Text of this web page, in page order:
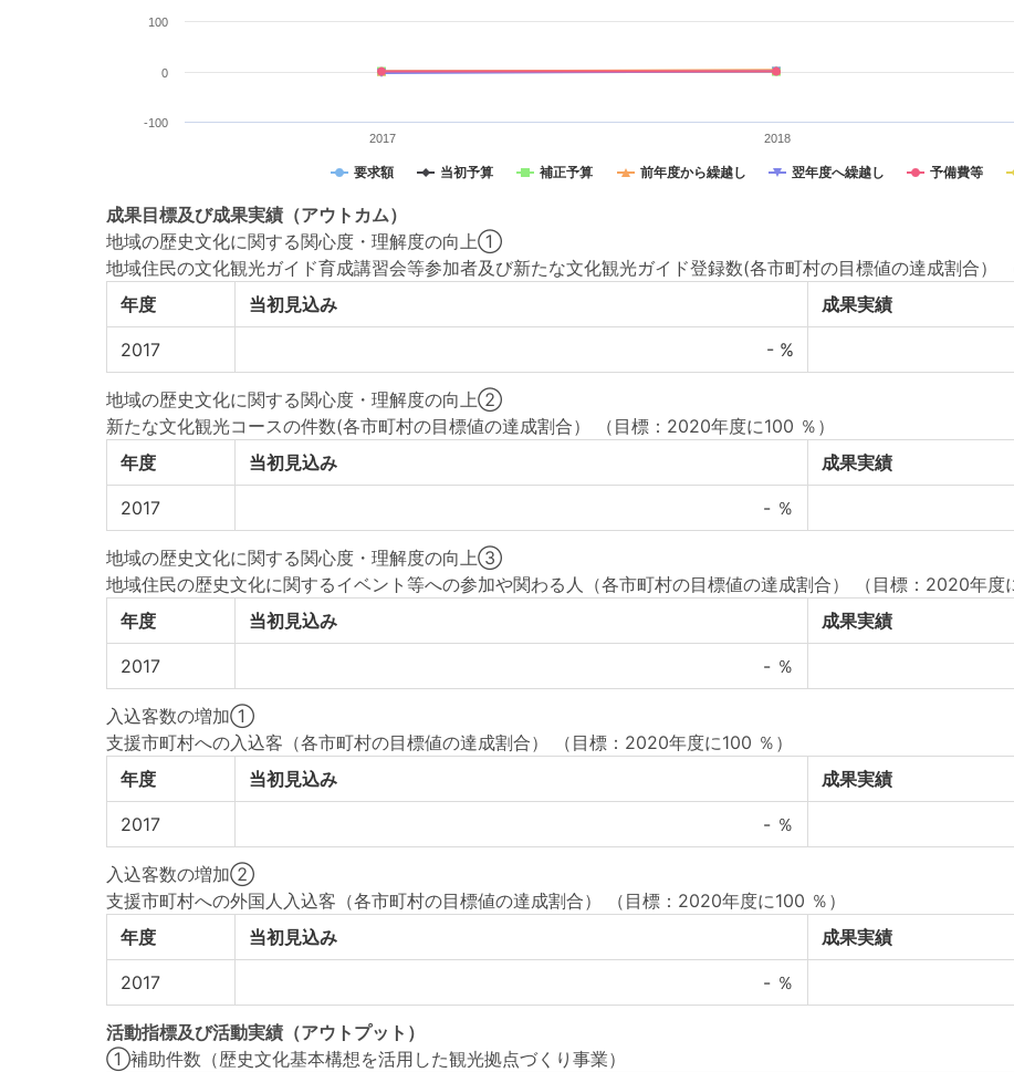
要求額 当初予算 補正予算 前年度から繰越し 翌年度へ繰越し 予備費等
2017 2018
-100
0
100
成果目標及び成果実績 （アウトカム）
地域の歴史文化に関する関心度・理解度の向上①
地域住民の文化観光ガイド育成講習会等参加者及び新たな文化観光ガイド登録数(各市町村の目標値の達成割合）
年度
当初見込み 成果実績
2017 - %
地域の歴史文化に関する関心度・理解度の向上②
新たな文化観光コースの件数(各市町村の目標値の達成割合）
（目標：2020年度に100 ％）
年度
当初見込み 成果実績
2017 - ％
地域の歴史文化に関する関心度・理解度の向上③
地域住民の歴史文化に関するイベント等への参加や関わる人（各市町村の目標値の達成割合）
（目標：2020年度
年度
当初見込み 成果実績
2017 - ％
入込客数の増加①
支援市町村への入込客（各市町村の目標値の達成割合）
（目標：2020年度に100 ％）
年度
当初見込み 成果実績
2017 - ％
入込客数の増加②
支援市町村への外国人入込客（各市町村の目標値の達成割合）
（目標：2020年度に100 ％）
年度
当初見込み 成果実績
2017 - ％
活動指標及び活動実績 （アウトプット）
①補助件数（歴史文化基本構想を活用した観光拠点づくり事業）